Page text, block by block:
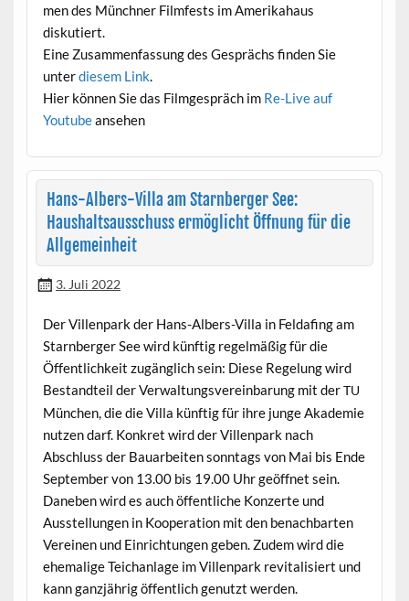
men des Münch­n­er Film­fests im Amerika­haus
diskutiert.
Eine Zusam­men­fas­sung des Gesprächs find­en Sie
unterdiesem Link.
Hier kön­nen Sie das Filmge­spräch im Re-Live auf
Youtubeansehen
Hans-Albers-Villa am Starnberger See:
Haushaltsausschuss ermöglicht Öffnung für die
Allgemeinheit
3. Juli 2022
Der Vil­len­park der Hans-Albers-Vil­la in Feldaf­ing am
Starn­berg­er See wird kün­ftig regelmäßig für die
Öffentlichkeit zugänglich sein: Diese Regelung wird
Bestandteil der Ver­wal­tungsvere­in­barung mit derTU
München, die die Vil­la kün­ftig für ihre junge Akademie
nutzen darf. Konkret wird der Vil­len­park nach
Abschluss der Bauar­beit­en son­ntags von Mai bis Ende
Sep­tem­ber von 13.00 bis 19.00 Uhr geöffnet sein.
Daneben wird es auch öffentliche Konz­erte und
Ausstel­lun­gen in Koop­er­a­tion mit den benach­barten
Vere­inen und Ein­rich­tun­gen geben. Zudem wird die
ehe­ma­lige Teichan­lage im Vil­len­park revi­tal­isiert und
kann ganzjährig öffentlich genutzt werden.